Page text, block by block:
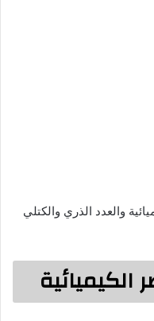
والعدد الذري والكتلي
الكيميائية